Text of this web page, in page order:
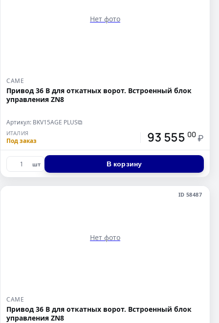
Нет фото
CAME
Привод 36 В для откатных ворот. Встроенный блок
управления ZN8
Артикул: BKV15AGE PLUS⧉
ИТАЛИЯ
Под заказ 93 555 00 ₽
шт В корзину
ID 58487
Нет фото
CAME
Привод 36 В для откатных ворот. Встроенный блок
управления ZN8